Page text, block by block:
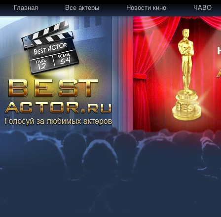
Главная Все актеры Новости кино ЧАВО